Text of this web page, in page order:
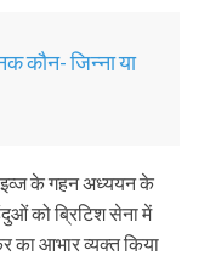
कौन- जिन्ना या
के गहन अध्ययन के
को ब्रिटिश सेना में
का आभार व्यक्त किया